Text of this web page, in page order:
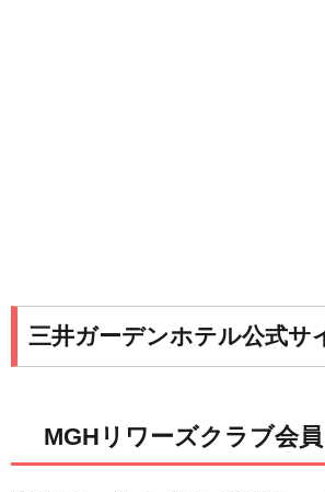
三井ガーデンホテル公式サ
MGHリワーズクラブ会員